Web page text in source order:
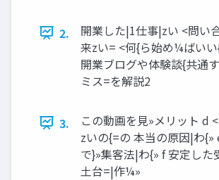
2.
開業した|1仕事|zい <問い
来zい= <何{ら始め¼ばい
開業ブログや体験談{共通
ミス=を解説2
3.
この動画を⾒»メリット d
zいの{=の 本当の原因|わ{»
で}»集客法|わ{» f 安定した
⼟台=|作¼»